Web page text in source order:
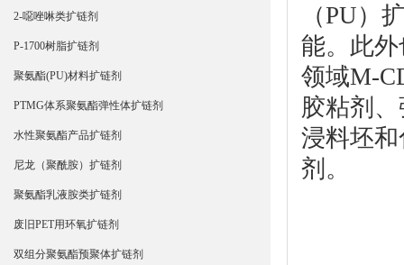
2-噁唑啉类扩链剂
P-1700树脂扩链剂
聚氨酯(PU)材料扩链剂
PTMG体系聚氨酯弹性体扩链剂
水性聚氨酯产品扩链剂
尼龙（聚酰胺）扩链剂
聚氨酯乳液胺类扩链剂
废旧PET用环氧扩链剂
双组分聚氨酯预聚体扩链剂
（PU）
能。此
领域M-
胶粘剂
浸料坯
剂。